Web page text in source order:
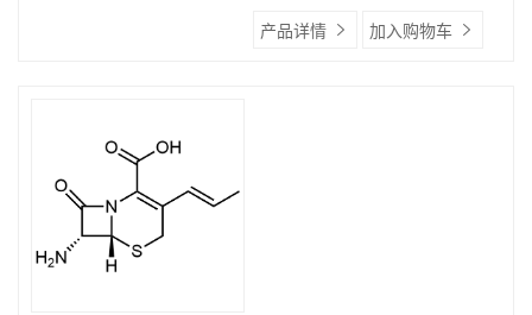
产品详情 加入购物车